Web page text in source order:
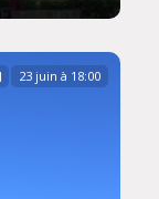
23 juin à 18:00